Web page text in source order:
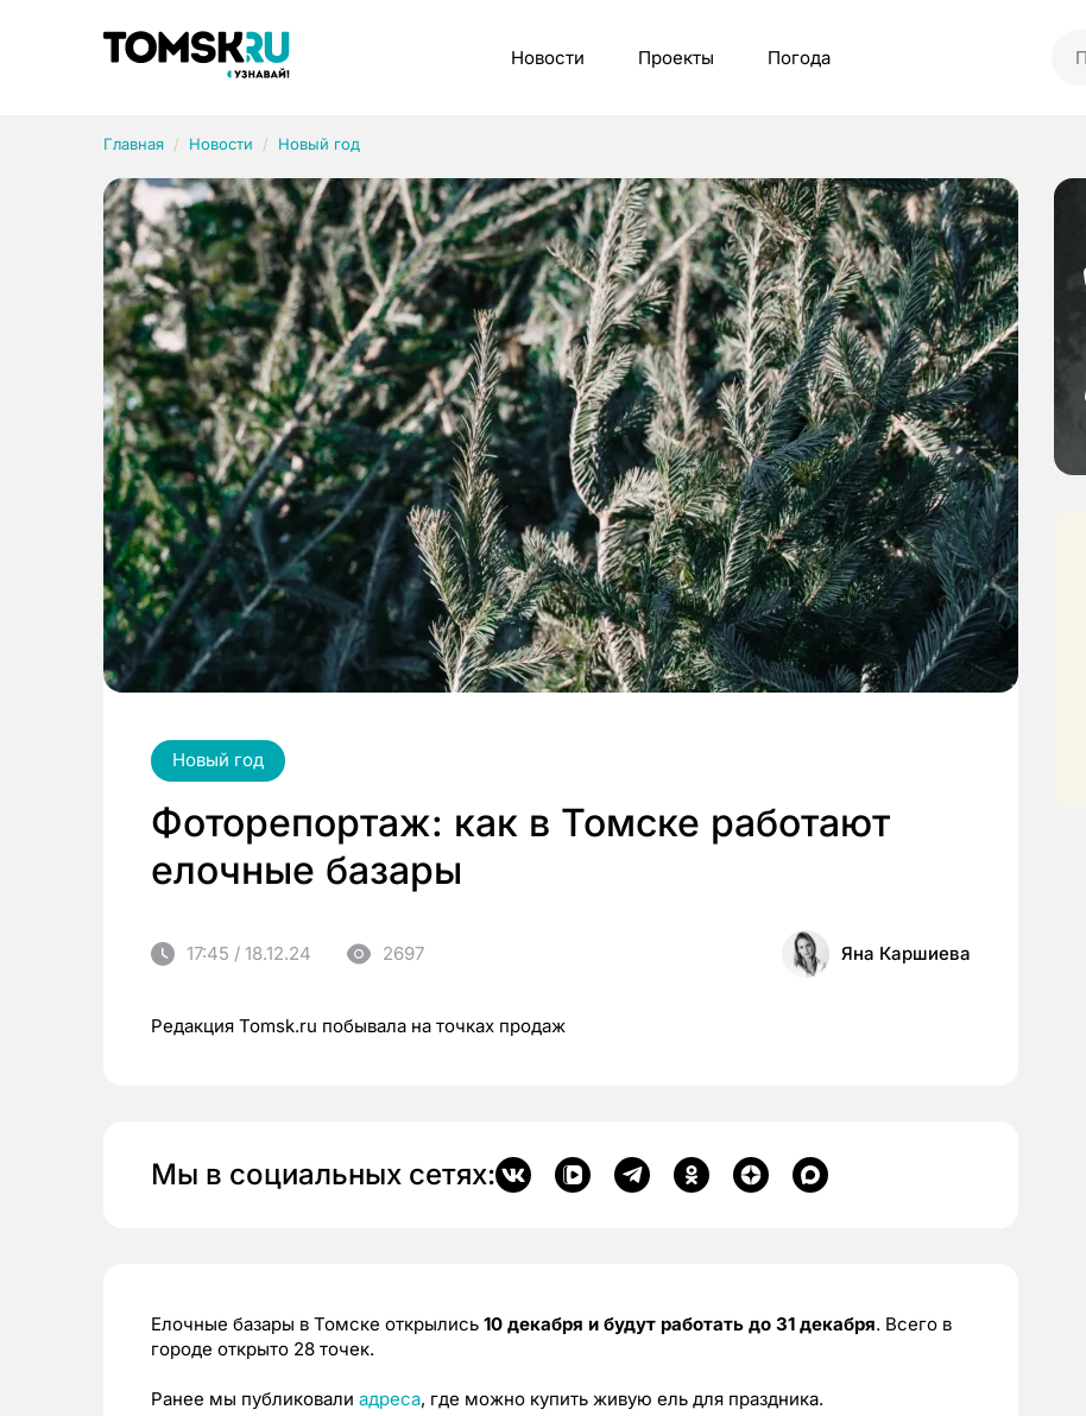
Новости Проекты Погода
Главная Новости Новый год
Новый год
Фоторепортаж: как в Томске работают
елочные базары
17:45 / 18.12.24 2697 Яна Каршиева
Редакция Tomsk.ru побывала на точках продаж
Мы в социальных сетях:
Елочные базары в Томске открылись 10 декабря и будут работать до 31 декабря. Всего в
городе открыто 28 точек.
Ранее мы публиковали адреса, где можно купить живую ель для праздника.
Рубрики